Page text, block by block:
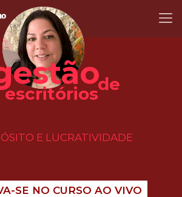
escritóriosde
E LUCRATIVIDADE
SE NO CURSO AO VIVO